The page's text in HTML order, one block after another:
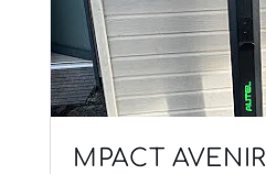
MPACT AVENIR